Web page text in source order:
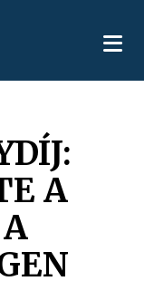
A